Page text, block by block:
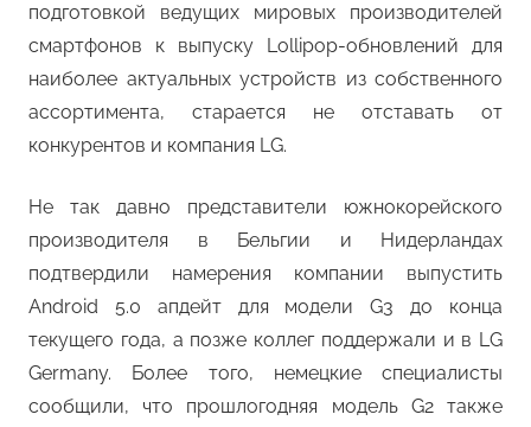
подготовкой ведущих мировых производителей
смартфонов к выпуску Lollipop-обновлений для
наиболее актуальных устройств из собственного
ассортимента, старается не отставать от
конкурентов и компания LG.
Не так давно представители южнокорейского
производителя в Бельгии и Нидерландах
подтвердили намерения компании выпустить
Android 5.0 апдейт для модели G3 до конца
текущего года, а позже коллег поддержали и в LG
Germany. Более того, немецкие специалисты
сообщили, что прошлогодняя модель G2 также